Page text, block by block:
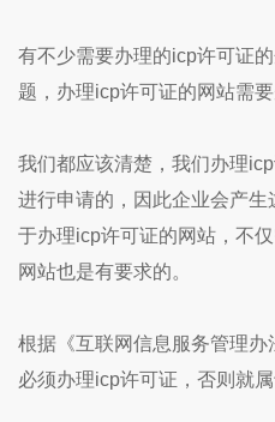
有不少需要办理的icp许可证
题，办理icp许可证的网站需
我们都应该清楚，我们办理
进行申请的，因此企业会产
于办理icp许可证的网站，不
网站也是有要求的。
根据《互联网信息服务管理
必须办理icp许可证，否则就属